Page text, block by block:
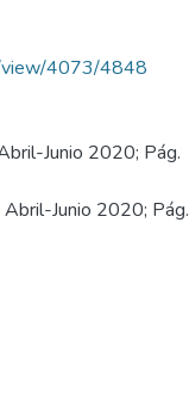
view/4073/4848
Junio 2020; Pág.
Junio 2020; Pág.